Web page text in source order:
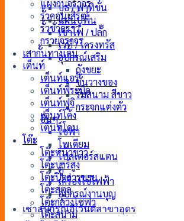
บูธ / พาทิชั่น
แผ่นปูพื้น
เช่าไฟ / ปลั๊ก
เวที / โครงทรัส
อุปกรณ์เสริม
ถังขยะ
ชั้นวางของ
ร่มสนาม สีขาว
กระจกแต่งตัว
อื่นๆ
โซฟา
โพเดียม
โปสเตอร์สแตน
ตู้
เครื่องใช้ไฟฟ้า
อุปกรณ์งานบุญ
เช่าอุปกรณ์อีเว้นต์สาขาอุดร
แผงกั้นจราจร
รั้วคอนเสิร์ต
รั้วชั่วคราว
กรวยจราจร
เสากั้นทางเดิน
เต็นท์
เต็นท์แอร์
เต็นท์พีระมิด
เต็นท์ฟูจิ
เต็นท์โค้ง
เต็นท์โดม
โต๊ะ
โต๊ะหน้าขาว
โต๊ะบาร์สูง
โต๊ะปิดการขาย
โต๊ะสตูล
โต๊ะกลางโซฟา
โต๊ะสนาม